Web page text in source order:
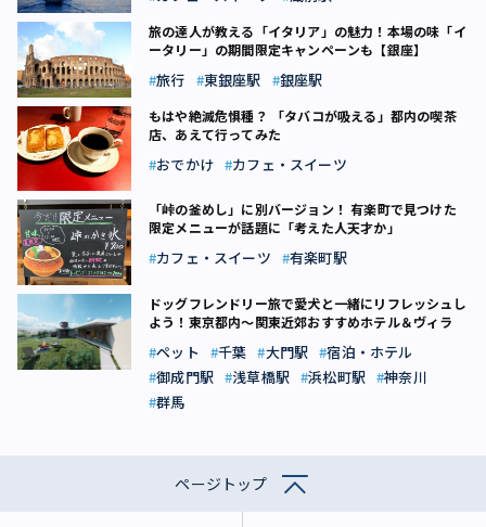
旅の達人が教える「イタリア」の魅力！本場の味「イ
ータリー」の期間限定キャンペーンも【銀座】
旅行 東銀座駅 銀座駅
もはや絶滅危惧種？ 「タバコが吸える」都内の喫茶
店、あえて行ってみた
おでかけ カフェ・スイーツ
「峠の釜めし」に別バージョン！ 有楽町で見つけた
限定メニューが話題に「考えた人天才か」
カフェ・スイーツ 有楽町駅
ドッグフレンドリー旅で愛犬と一緒にリフレッシュし
よう！東京都内～関東近郊おすすめホテル＆ヴィラ
ペット 千葉 大門駅
宿泊・ホテル
御成門駅
浅草橋駅 浜松町駅
神奈川
群馬
ページトップ